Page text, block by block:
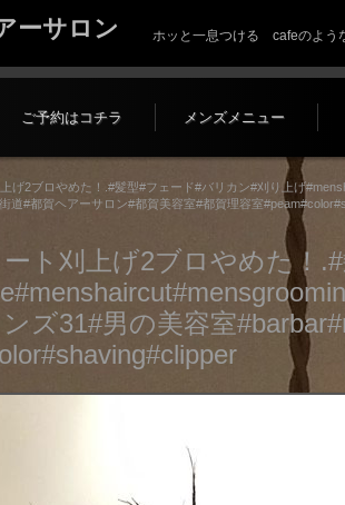
サロン ホッと一息つける cafeのよう
ご予約はコチラ メンズメニュー
げ2ブロやめた！.#髪型#フェード#バリカン#刈り上げ
道#都賀ヘアーサロン#都賀美容室#都賀理容室
ト刈上げ2ブロやめた！
ズ31#男の美容室